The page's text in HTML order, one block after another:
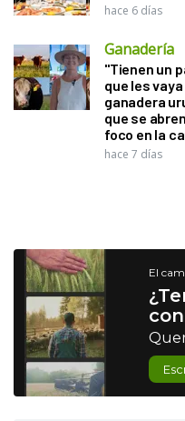
hace 6 días
Ganadería
"Tienen un
que les
ganadera
que se
foco en la
hace 7 días
El